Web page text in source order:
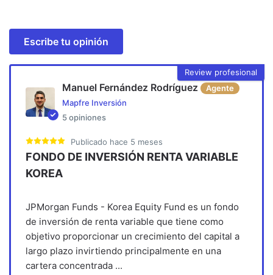
Escribe tu opinión
Review profesional
Manuel Fernández Rodríguez
Agente
Mapfre Inversión
5 opiniones
Publicado hace 5 meses
FONDO DE INVERSIÓN RENTA VARIABLE
KOREA
JPMorgan Funds - Korea Equity Fund es un fondo
de inversión de renta variable que tiene como
objetivo proporcionar un crecimiento del capital a
largo plazo invirtiendo principalmente en una
cartera concentrada ...